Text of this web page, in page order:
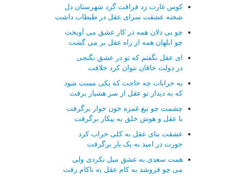
کوس غارت زد فراقت گرد شهرستان دل
شحنه عشقت سرای عقل در طبطاب داشت
چو بی دلان همه در کار عشق می آویخت
چو ابلهان همه از راه عقل بر می گشت
ای عقل نگفتم که تو در عشق نگنجی
در دولت خاقان نتوان کرد خلافت
به خرابات چه حاجت که یکی مست شود
که به دیدار تو عقل از سر هشیار برفت
چشمت چو تیغ غمزه خون خوار برگرفت
با عقل و هوش خلق به پیکار برگرفت
عشقت بنای عقل به کلی خراب کرد
جورت در امید به یک بار برگرفت
همت سعدی به عشق میل نکردی ولی
می چو فروشد به کام عقل به ناکام رفت